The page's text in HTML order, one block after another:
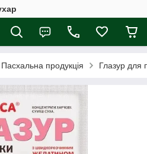
Пасхальна продукція Глазур для